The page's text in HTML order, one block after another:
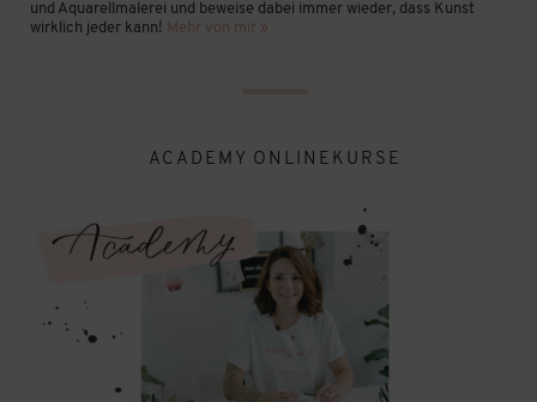
und Aquarellmalerei und beweise dabei immer wieder, dass Kunst
wirklich jeder kann! Mehr von mir »
ACADEMY ONLINEKURSE